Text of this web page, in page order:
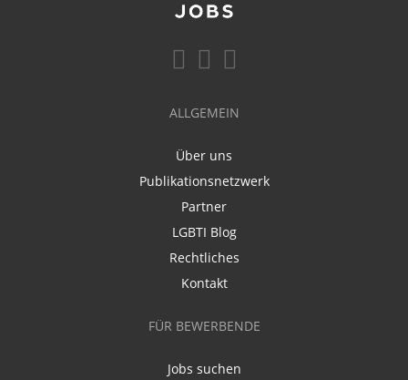
ALLGEMEIN
Über uns
Publikationsnetzwerk
Partner
LGBTI Blog
Rechtliches
Kontakt
FÜR BEWERBENDE
Jobs suchen